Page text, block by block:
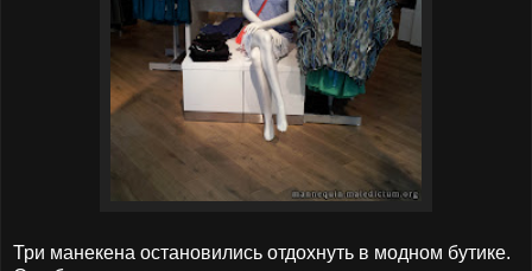
Три манекена остановились отдохнуть в модном бутике.